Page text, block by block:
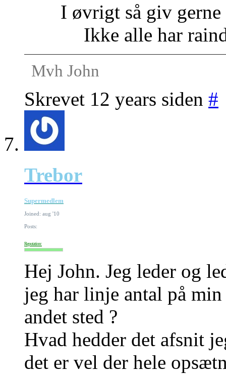
I øvrigt så giv
Ikke alle har
Mvh John
Skrevet 12 years siden #
Trebor
Supermedlem
Joined: aug '10
Posts:
Reputation:
Hej John. Jeg leder og
jeg har linje antal på
andet sted ?
Hvad hedder det afsnit
det er vel der hele